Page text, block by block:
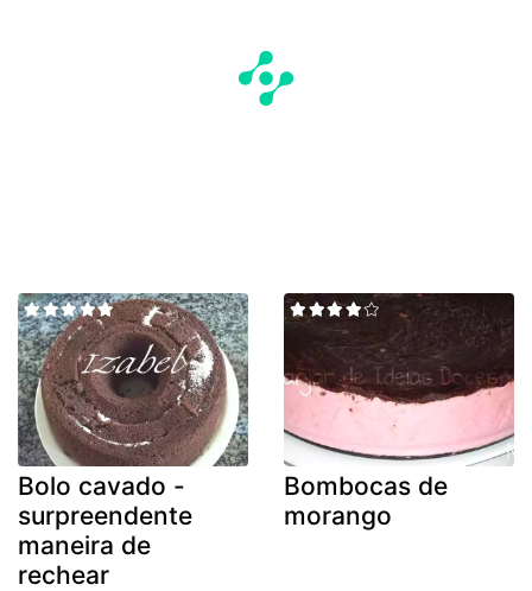
Bolo cavado -
surpreendente
maneira de
rechear
Bombocas de
morango